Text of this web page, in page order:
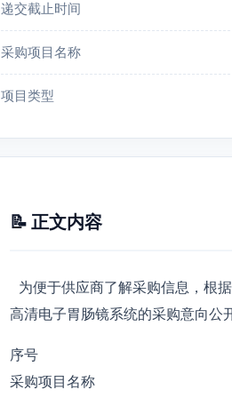
递交截止时间
采购项目名称
项目类型
📝 正文内容
为便于供应商了解采购信息，根
高清电子胃肠镜系统的采购意向公
序号
采购项目名称